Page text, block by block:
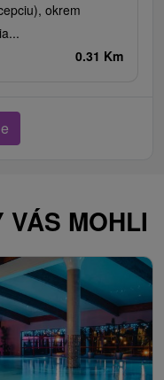
okrem
0.31 Km
VÁS MOHLI